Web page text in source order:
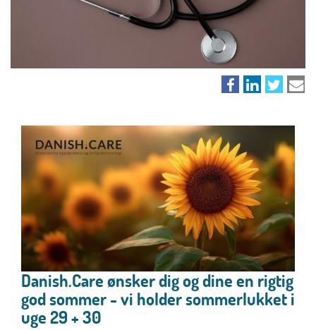
Danish.Care ønsker dig og dine en rigtig
god sommer - vi holder sommerlukket i
uge 29 + 30